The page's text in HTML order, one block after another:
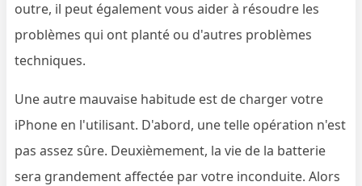
outre, il peut également vous aider à résoudre les
problèmes qui ont planté ou d'autres problèmes
techniques.
Une autre mauvaise habitude est de charger votre
iPhone en l'utilisant. D'abord, une telle opération n'est
pas assez sûre. Deuxièmement, la vie de la batterie
sera grandement affectée par votre inconduite. Alors